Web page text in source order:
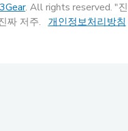
. All rights reserved. "
짜 저주. 개인정보처리방침